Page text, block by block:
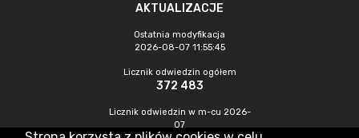
AKTUALIZACJE
Ostatnia modyfikacja
2026-08-07 11:55:45
Licznik odwiedzin ogółem
372 483
Licznik odwiedzin w m-cu 2026-
07